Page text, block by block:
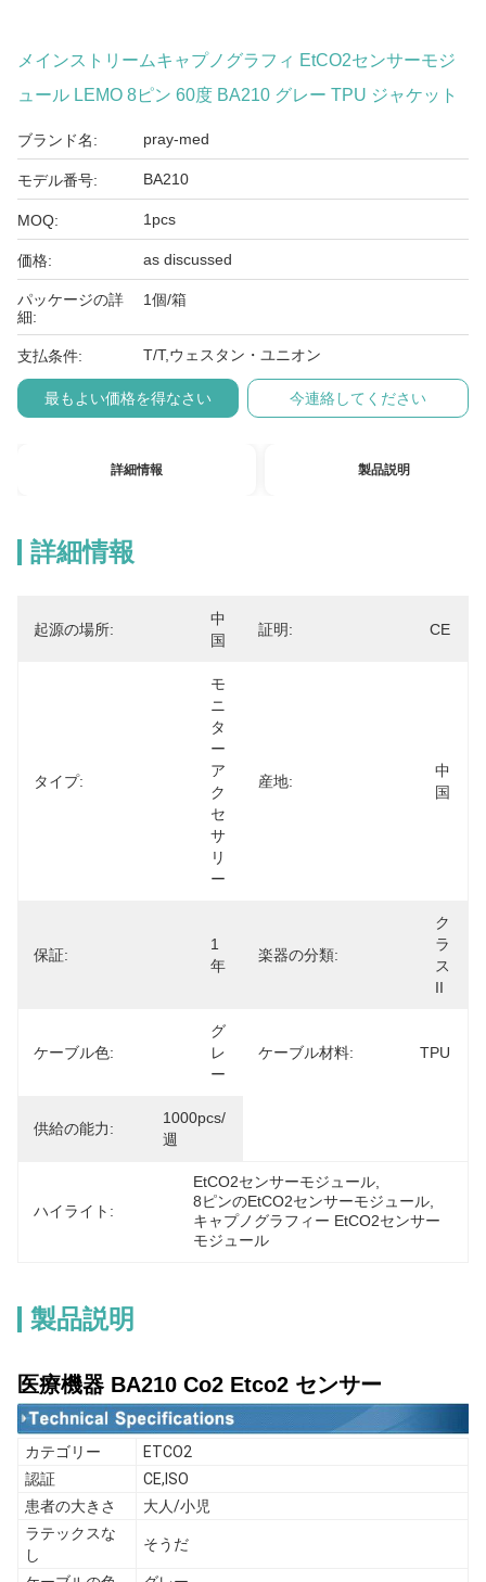
メインストリームキャプノグラフィ EtCO2センサーモジ
ュール LEMO 8ピン 60度 BA210 グレー TPU ジャケット
ブランド名: pray-med
モデル番号: BA210
MOQ: 1pcs
価格: as discussed
パッケージの詳
細:
1個/箱
支払条件: T/T,ウェスタン・ユニオン
最もよい価格を得なさい 今連絡してください
詳細情報 製品説明
詳細情報
起源の場所:
中
国
証明: CE
タイプ:
モ
ニ
タ
ー
ア
ク
セ
サ
リ
ー
産地:
中
国
保証:
1
年
楽器の分類:
ク
ラ
ス
II
ケーブル色:
グ
レ
ー
ケーブル材料: TPU
供給の能力:
1000pcs/
週
ハイライト:
EtCO2センサーモジュール
8ピンのEtCO2センサーモジュール
キャプノグラフィー EtCO2センサー
モジュール
製品説明
医療機器 BA210 Co2 Etco2 センサー
カテゴリー
ETCO2
認証
CE,ISO
患者の大きさ
大人/小児
ラテックスな
し
そうだ